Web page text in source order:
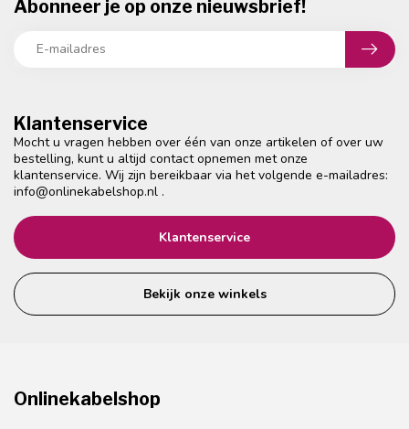
Klantenservice
Mocht u vragen hebben over één van onze artikelen of over uw
bestelling, kunt u altijd contact opnemen met onze
klantenservice. Wij zijn bereikbaar via het volgende e-mailadres:
info@onlinekabelshop.nl .
Klantenservice
Bekijk onze winkels
Abonneer je op onze nieuwsbrief!
Onlinekabelshop